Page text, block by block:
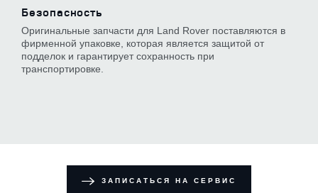
Безопасность
Оригинальные запчасти для Land Rover поставляются в
фирменной упаковке, которая является защитой от
подделок и гарантирует сохранность при
транспортировке.
ЗАПИСАТЬСЯ НА СЕРВИС